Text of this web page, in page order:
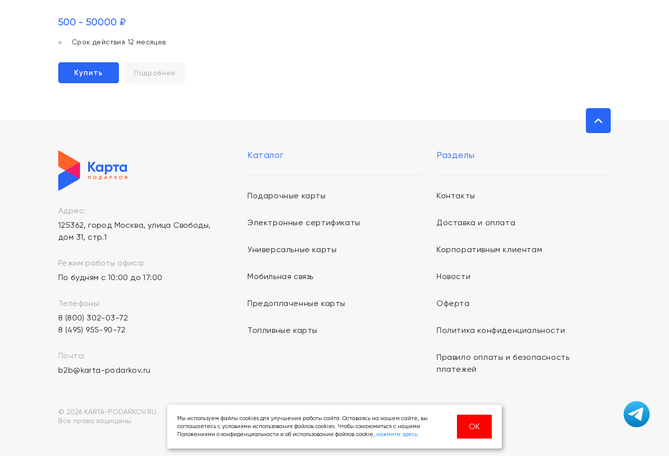
500 - 50000 ₽
Срок действия 12 месяцев
Купить Подробнее
Адрес:
125362, город Москва, улица Свободы,
дом 31, стр.1
Режим работы офиса:
По будням с 10:00 до 17:00
Телефоны:
8 (800) 302-03-72
8 (495) 955-90-72
Почта:
b2b@karta-podarkov.ru
Каталог
Подарочные карты
Электронные сертификаты
Универсальные карты
Мобильная связь
Предоплаченные карты
Топливные карты
Разделы
Контакты
Доставка и оплата
Корпоративным клиентам
Новости
Оферта
Политика конфиденциальности
Правило оплаты и безопасность
платежей
© 2026 KARTA-PODARKOV.RU.
Все права защищены.
Мы в социальных сетях:
Мы используем файлы cookies для улучшения работы сайта. Оставаясь на нашем сайте, вы
соглашаетесь с условиями использования файлов cookies. Чтобы ознакомиться с нашими
Положениями о конфиденциальности и об использовании файлов cookie, нажмите здесь.
ОК